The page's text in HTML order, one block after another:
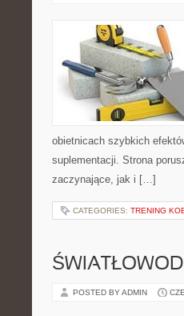
obietnicach szybkich
suplementacji. Strona
zaczynające, jak i […]
CATEGORIES: TRENING
POSTED BY ADMIN